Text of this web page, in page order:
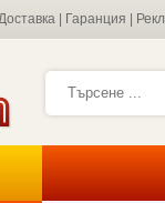
Гаранция